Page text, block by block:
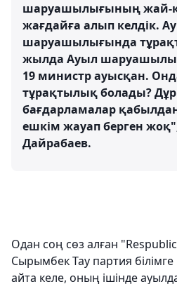
шаруашылығының жай-
жағдайға алып келдік.
шаруашылығында
жылда Ауыл
19 министр ауысқан.
тұрақтылық болады?
бағдарламалар
ешкім жауап берген
Дайрабаев.
Одан соң сөз алған
Сырымбек Тау партия білімге
айта келе, оның ішінде